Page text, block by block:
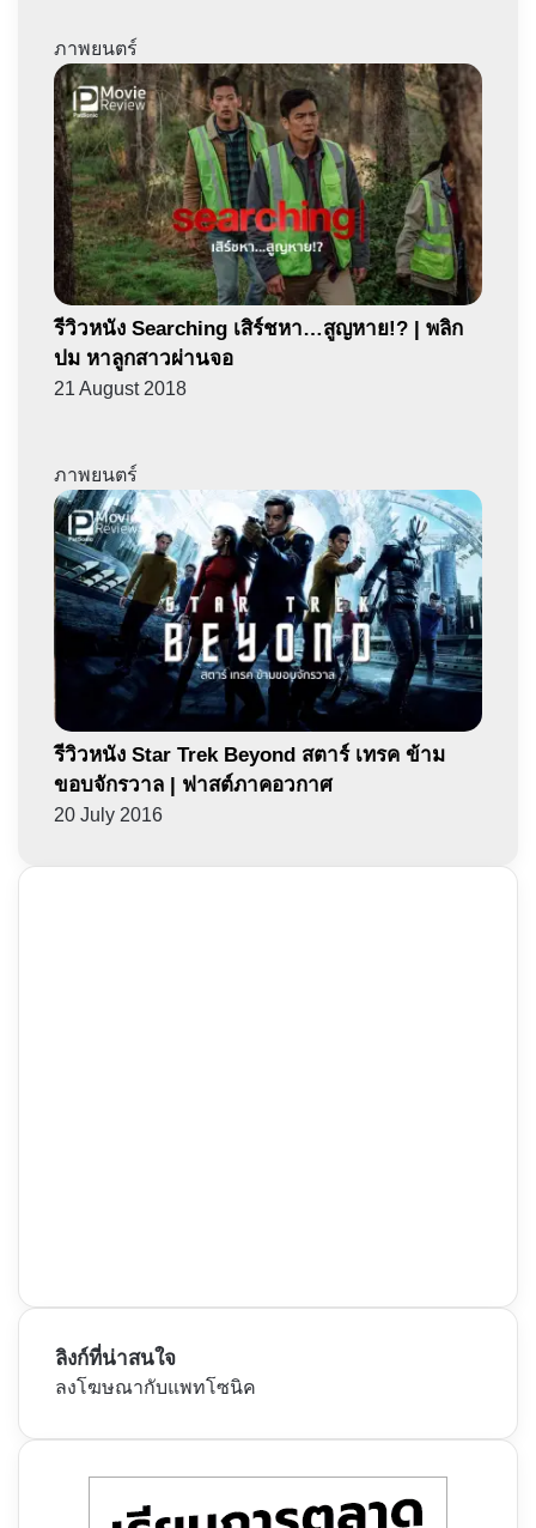
ภาพยนตร์
รีวิวหนัง Searching เสิร์ชหา…สูญหาย!? | พลิก
ปม หาลูกสาวผ่านจอ
21 August 2018
ภาพยนตร์
รีวิวหนัง Star Trek Beyond สตาร์ เทรค ข้าม
ขอบจักรวาล | ฟาสต์ภาคอวกาศ
20 July 2016
ลิงก์ที่น่าสนใจ
ลงโฆษณากับแพทโซนิค